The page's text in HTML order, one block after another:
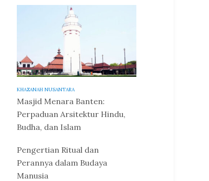
KHAZANAH NUSANTARA
Masjid Menara Banten:
Perpaduan Arsitektur Hindu,
Budha, dan Islam
Pengertian Ritual dan
Perannya dalam Budaya
Manusia